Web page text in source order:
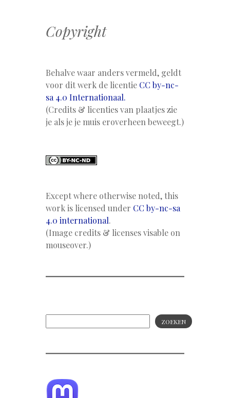
Copyright
Behalve waar anders vermeld, geldt
voor dit werk de licentie CC by-nc-
sa 4.0 Internationaal.
(Credits & licenties van plaatjes zie
je als je je muis eroverheen beweegt.)
Except where otherwise noted, this
work is licensed under CC by-nc-sa
4.0 international.
(Image credits & licenses visable on
mouseover.)
ZOEKEN